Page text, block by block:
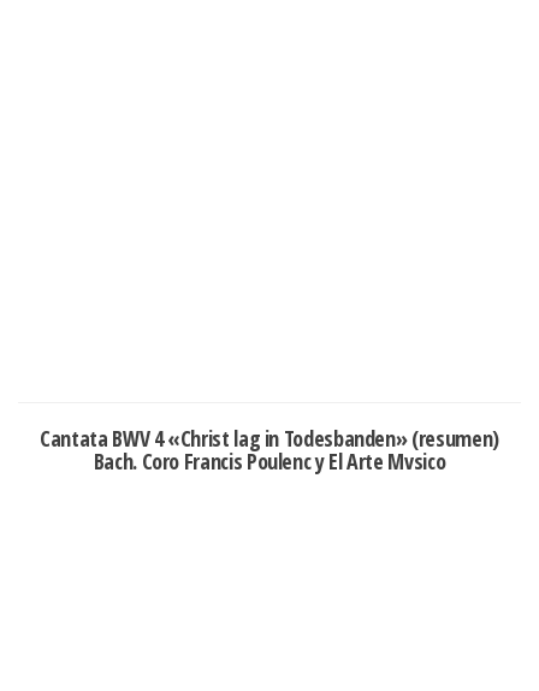
Cantata BWV 4 «Christ lag in Todesbanden» (resumen)
Bach. Coro Francis Poulenc y El Arte Mvsico